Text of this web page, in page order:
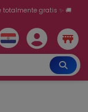
gratis ✨ 🚚
adheridas!